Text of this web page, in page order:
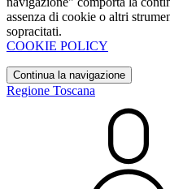
assenza di cookie o altri
sopracitati.
COOKIE POLICY
Continua la navigazione
Regione Toscana